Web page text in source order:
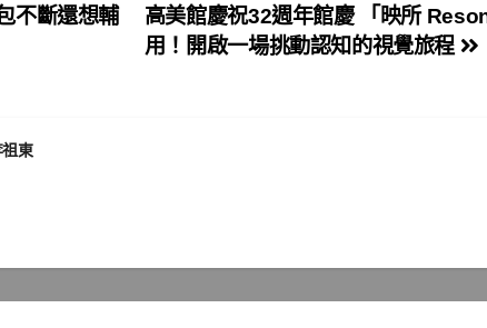
高美館慶祝32週年館慶 「映所
用！開啟一場挑動認知的視覺旅程
不斷還想輔
東